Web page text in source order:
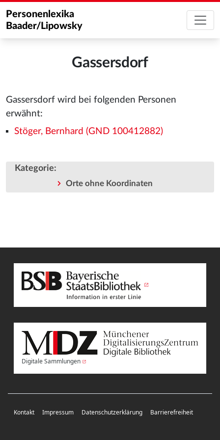
Personenlexika
Baader/Lipowsky
Gassersdorf
Gassersdorf wird bei folgenden Personen
erwähnt:
Stöger, Bernhard (GND 100412882)
Kategorie:
Orte ohne Koordinaten
Digitale Sammlungen
Kontakt Impressum Datenschutzerklärung Barrierefreiheit